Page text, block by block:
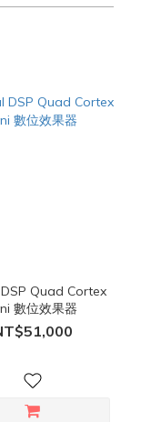
Quad Cortex
數位效果器